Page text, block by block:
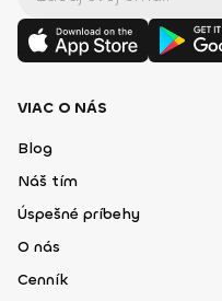
VIAC O NÁS
Blog
Náš tím
Úspešné príbehy
O nás
Cenník